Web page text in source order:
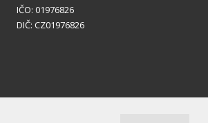
IČO: 01976826
DIČ: CZ01976826